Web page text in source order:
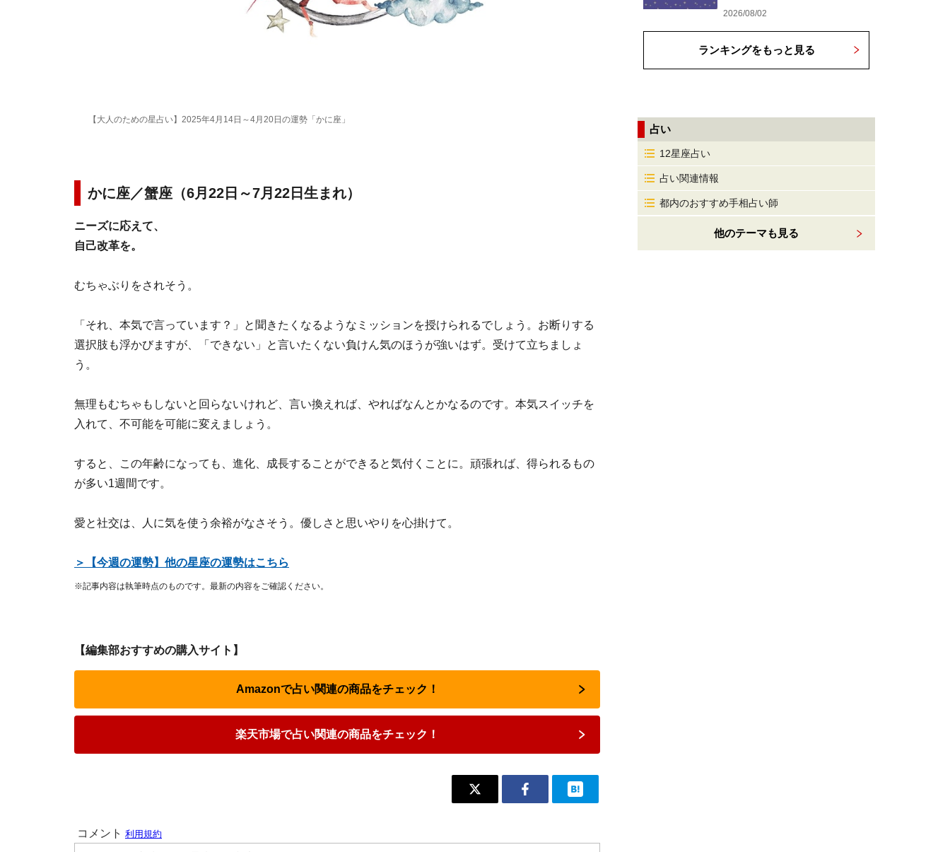
【大人のための星占い】2025年4月14日～4月20日の運勢「かに座」
かに座／蟹座（6月22日～7月22日生まれ）
ニーズに応えて、
自己改革を。
むちゃぶりをされそう。
「それ、本気で言っています？」と聞きたくなるようなミッションを授けられるでしょう。お断りする
選択肢も浮かびますが、「できない」と言いたくない負けん気のほうが強いはず。受けて立ちましょ
う。
無理もむちゃもしないと回らないけれど、言い換えれば、やればなんとかなるのです。本気スイッチを
入れて、不可能を可能に変えましょう。
すると、この年齢になっても、進化、成長することができると気付くことに。頑張れば、得られるもの
が多い1週間です。
愛と社交は、人に気を使う余裕がなさそう。優しさと思いやりを心掛けて。
＞【今週の運勢】他の星座の運勢はこちら
※記事内容は執筆時点のものです。最新の内容をご確認ください。
【編集部おすすめの購入サイト】
Amazonで占い関連の商品をチェック！
楽天市場で占い関連の商品をチェック！
2026/08/02
ランキングをもっと見る
占い
12星座占い
占い関連情報
都内のおすすめ手相占い師
他のテーマも見る